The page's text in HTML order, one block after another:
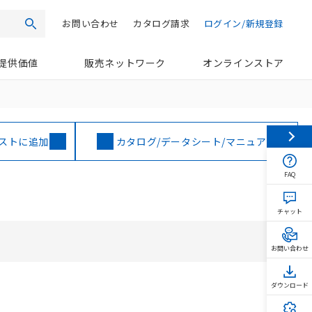
検索 ログイン/新規登録
カタログ請求
お問い合わせ
供価値 販売ネットワーク オンラインストア
トに追加 カタログ/データシート/マニュアル
FAQ
チャット
お問い合わせ
ダウンロード